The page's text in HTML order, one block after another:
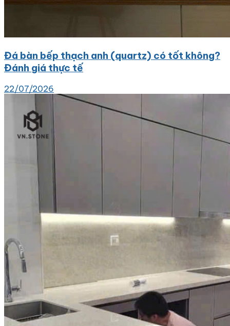
Đá bàn bếp thạch anh (quartz) có tốt không?
Đánh giá thực tế
22/07/2026